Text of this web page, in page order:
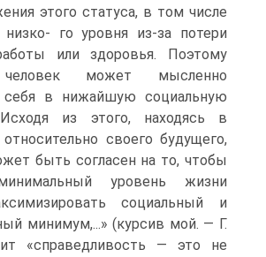
этого статуса, в том числе
го уровня из-за потери
или здоровья. Поэтому
может мысленно
себя в нижайшую социальную
из этого, находясь в
своего будущего,
быть согласен на то, чтобы
уровень жизни
социальный и
минимум,...» (курсив мой. — Г.
«справедливость — это не